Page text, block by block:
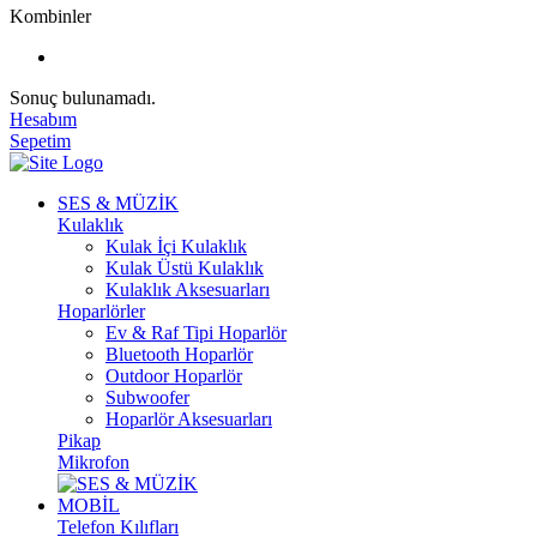
Kombinler
Sonuç bulunamadı.
Hesabım
Sepetim
SES & MÜZİK
Kulaklık
Kulak İçi Kulaklık
Kulak Üstü Kulaklık
Kulaklık Aksesuarları
Hoparlörler
Ev & Raf Tipi Hoparlör
Bluetooth Hoparlör
Outdoor Hoparlör
Subwoofer
Hoparlör Aksesuarları
Pikap
Mikrofon
MOBİL
Telefon Kılıfları